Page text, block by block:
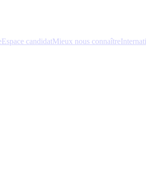
Espace candidatMieux nous connaître